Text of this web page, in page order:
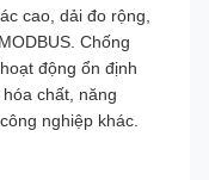
cao, dải đo rộng,
Chống
động ổn định
chất, năng
nghiệp khác.